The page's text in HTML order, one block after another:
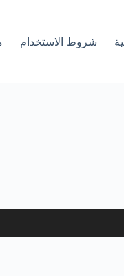
شروط الاستخدام